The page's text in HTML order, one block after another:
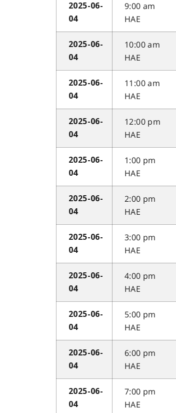
2025-06-
04
9:00 am
HAE
2025-06-
04
10:00 am
HAE
2025-06-
04
11:00 am
HAE
2025-06-
04
12:00 pm
HAE
2025-06-
04
1:00 pm
HAE
2025-06-
04
2:00 pm
HAE
2025-06-
04
3:00 pm
HAE
2025-06-
04
4:00 pm
HAE
2025-06-
04
5:00 pm
HAE
2025-06-
04
6:00 pm
HAE
2025-06-
04
7:00 pm
HAE